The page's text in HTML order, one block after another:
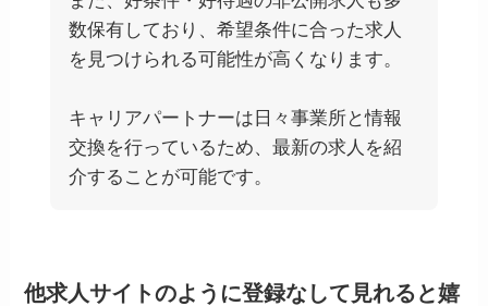
数保有しており、希望条件に合った求人
を見つけられる可能性が高くなります。
キャリアパートナーは日々事業所と情報
交換を行っているため、最新の求人を紹
介することが可能です。
他求人サイトのように登録なして見れると嬉